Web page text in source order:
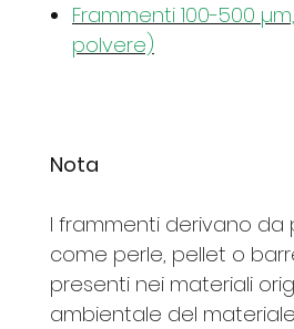
Frammenti 100-500
polvere)
Nota
I frammenti derivano
come perle, pellet o
presenti nei materiali
ambientale del